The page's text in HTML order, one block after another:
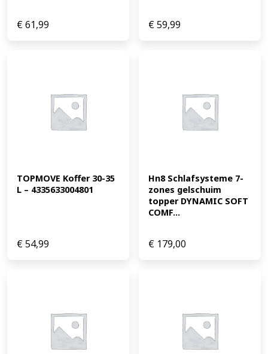
€61,99 €59,99
TOPMOVE Koffer 30-35
L – 4335633004801
€54,99
Hn8 Schlafsysteme 7-
zones gelschuim
topper DYNAMIC SOFT
COMF...
€ 179,00